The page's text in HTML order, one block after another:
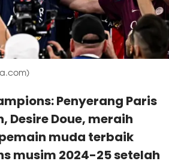
Penyerang Paris
Desire Doue, meraih
muda terbaik
musim 2024-25 setelah